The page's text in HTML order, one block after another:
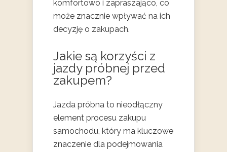
komfortowo i zapraszająco, co
może znacznie wpływać na ich
decyzję o zakupach.
Jakie są korzyści z
jazdy próbnej przed
zakupem?
Jazda próbna to nieodłączny
element procesu zakupu
samochodu, który ma kluczowe
znaczenie dla podejmowania